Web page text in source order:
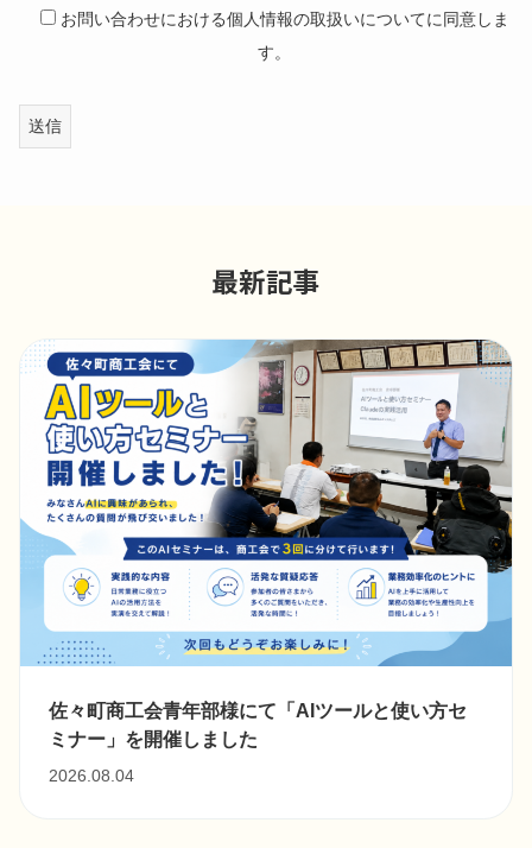
お問い合わせにおける個人情報の取扱いについてに同意しま
す。
最新記事
佐々町商工会青年部様にて「AIツールと使い方セ
ミナー」を開催しました
2026.08.04